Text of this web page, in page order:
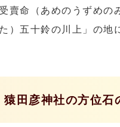
賣命（あめのうずめの
）五十鈴の川上」の地
田彦神社の方位石